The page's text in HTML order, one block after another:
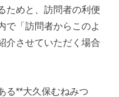
ためと、訪問者の利便
で「訪問者からこのよ
介させていただく場合
る**大久保むねみつ